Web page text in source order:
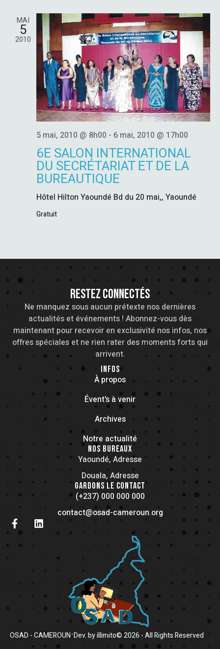
E
V
U
E
S
É
V
È
M
E
N
T
MAI
5
2010
5 mai, 2010 @ 8h00 - 6 mai, 2010 @ 17h00
6E SALON INTERNATIONAL
DU SECRÉTARIAT ET DE LA
BUREAUTIQUE
Hôtel Hilton Yaoundé Bd du 20 mai,, Yaoundé
Gratuit
RESTEZ CONNECTÉS
Ne manquez sous aucun prétexte nos dernières
actualités et événements ! Abonnez-vous dès
maintenant pour recevoir en exclusivité nos infos, nos
offres spéciales et ne rien rater des moments forts qui
arrivent.
INFOS
À propos
Évent's à venir
Archives
Notre actualité
NOS BUREAUX
Yaoundé, Adresse
Douala, Adresse
GARDONS LE CONTACT
(+237) 000 000 000
contact@osad-cameroun.org
OSAD - CAMEROUN-Dev. by illimito© 2026 - All Rights Reserved